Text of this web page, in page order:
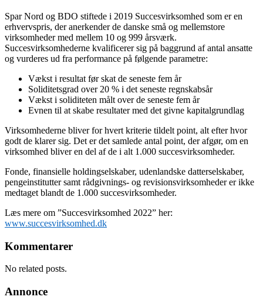
Spar Nord og BDO stiftede i 2019 Succesvirksomhed som er en
erhvervspris, der anerkender de danske små og mellemstore
virksomheder med mellem 10 og 999 årsværk.
Succesvirksomhederne kvalificerer sig på baggrund af antal ansatte
og vurderes ud fra performance på følgende parametre:
Vækst i resultat før skat de seneste fem år
Soliditetsgrad over 20 % i det seneste regnskabsår
Vækst i soliditeten målt over de seneste fem år
Evnen til at skabe resultater med det givne kapitalgrundlag
Virksomhederne bliver for hvert kriterie tildelt point, alt efter hvor
godt de klarer sig. Det er det samlede antal point, der afgør, om en
virksomhed bliver en del af de i alt 1.000 succesvirksomheder.
Fonde, finansielle holdingselskaber, udenlandske datterselskaber,
pengeinstitutter samt rådgivnings- og revisionsvirksomheder er ikke
medtaget blandt de 1.000 succesvirksomheder.
Læs mere om ”Succesvirksomhed 2022” her:
www.succesvirksomhed.dk
Kommentarer
No related posts.
Annonce